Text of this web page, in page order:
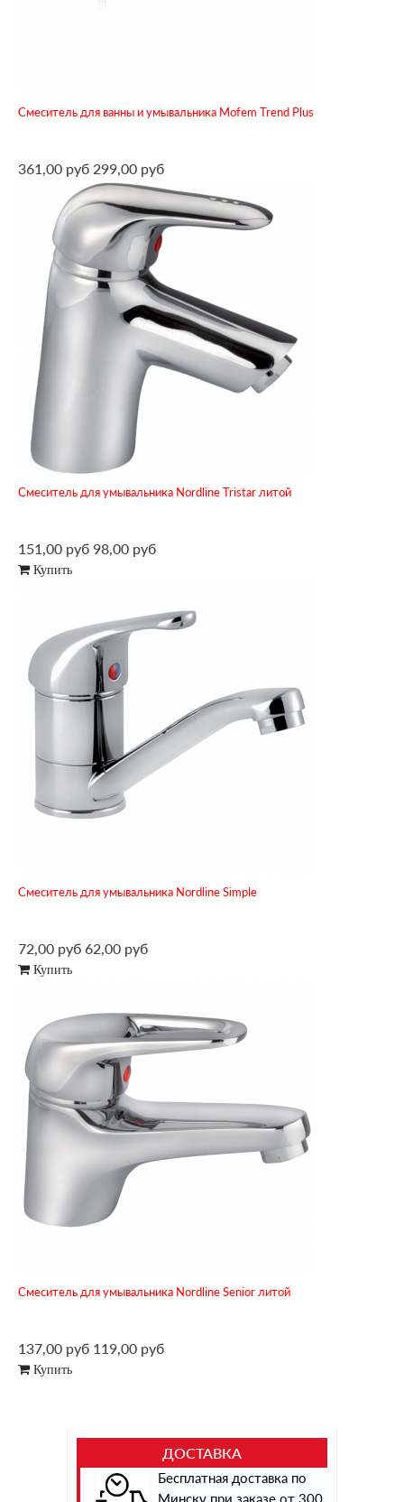
Смеситель для ванны и умывальника Mofem Trend Plus
361,00 руб 299,00 руб
Смеситель для умывальника Nordline Tristar литой
151,00 руб 98,00 руб
Купить
Смеситель для умывальника Nordline Simple
72,00 руб 62,00 руб
Купить
Смеситель для умывальника Nordline Senior литой
137,00 руб 119,00 руб
Купить
ДОСТАВКА
Бесплатная доставка по